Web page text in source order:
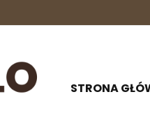
STRONA